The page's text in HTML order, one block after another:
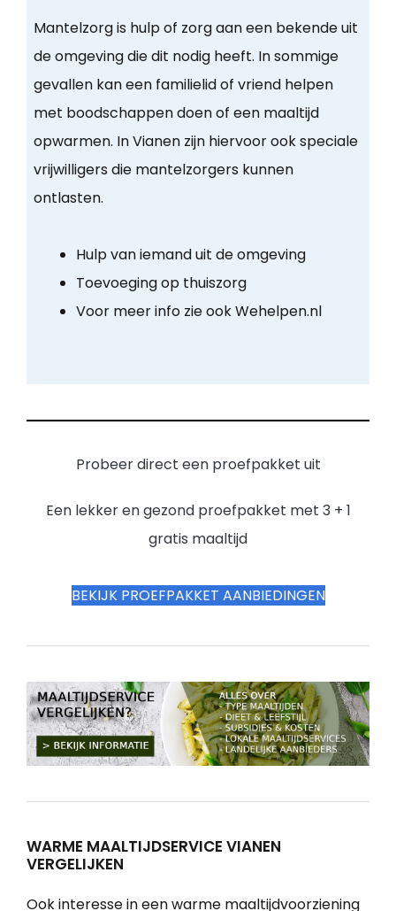
Mantelzorg is hulp of zorg aan een bekende uit
de omgeving die dit nodig heeft. In sommige
gevallen kan een familielid of vriend helpen
met boodschappen doen of een maaltijd
opwarmen. In Vianen zijn hiervoor ook speciale
vrijwilligers die mantelzorgers kunnen
ontlasten.
Hulp van iemand uit de omgeving
Toevoeging op thuiszorg
Voor meer info zie ook Wehelpen.nl
Probeer direct een proefpakket uit
Een lekker en gezond proefpakket met 3 + 1
gratis maaltijd
BEKIJK PROEFPAKKET AANBIEDINGEN
WARME MAALTIJDSERVICE VIANEN
VERGELIJKEN
Ook interesse in een warme maaltijdvoorziening